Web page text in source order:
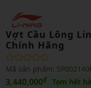
Vợt Cầu Lông
Chính Hãng
Mã sản phẩm: SP002140
3,440,000₫ Tạm hết